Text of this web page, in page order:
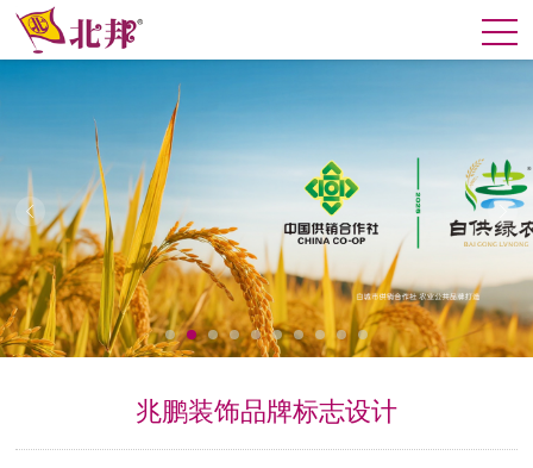
兆鹏装饰品牌标志设计